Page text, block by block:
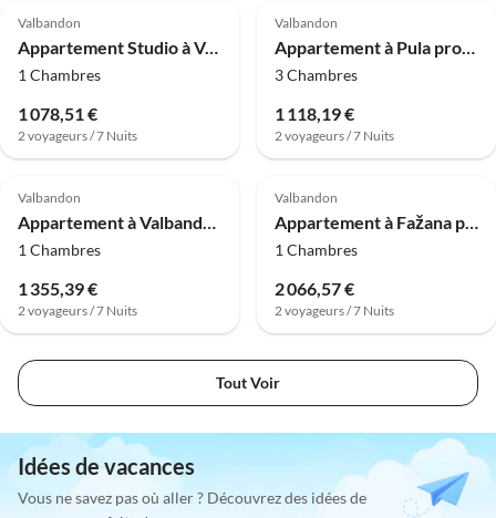
Valbandon
Appartement Studio à Valbandon près de la plage
1 Chambres
1 078,51 €
2 voyageurs / 7 Nuits
Valbandon
Appartement à Pula proche Golf
3 Chambres
1 118,19 €
2 voyageurs / 7 Nuits
4.0 (2)
Valbandon
Appartement à Valbandon près de Plage Brijuni
1 Chambres
1 355,39 €
2 voyageurs / 7 Nuits
Valbandon
Appartement à Fažana près de plage rocheuse
1 Chambres
2 066,57 €
2 voyageurs / 7 Nuits
Tout Voir
Idées de vacances
Vous ne savez pas où aller ? Découvrez des idées de